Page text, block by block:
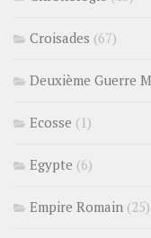
Croisades (67)
Deuxième Guerre
Ecosse (1)
Egypte (6)
Empire Romain (25)